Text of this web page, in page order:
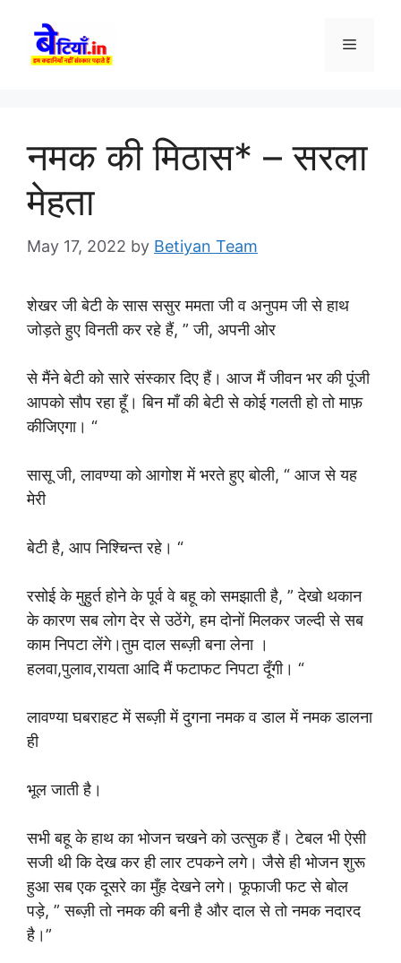
content
Menu
नमक की मिठास* – सरला
मेहता
May 17, 2022 by Betiyan Team
शेखर जी बेटी के सास ससुर ममता जी व अनुपम जी से हाथ
जोड़ते हुए विनती कर रहे हैं, ” जी, अपनी ओर
से मैंने बेटी को सारे संस्कार दिए हैं। आज मैं जीवन भर की पूंजी
आपको सौप रहा हूँ। बिन माँ की बेटी से कोई गलती हो तो माफ़
कीजिएगा। “
सासू जी, लावण्या को आगोश में भरते हुए बोली, “ आज से यह
मेरी
बेटी है, आप निश्चिन्त रहे। “
रसोई के मुहुर्त होने के पूर्व वे बहू को समझाती है, ” देखो थकान
के कारण सब लोग देर से उठेंगे, हम दोनों मिलकर जल्दी से सब
काम निपटा लेंगे।तुम दाल सब्ज़ी बना लेना ।
हलवा,पुलाव,रायता आदि मैं फटाफट निपटा दूँगी। “
लावण्या घबराहट में सब्ज़ी में दुगना नमक व डाल में नमक डालना
ही
भूल जाती है।
सभी बहू के हाथ का भोजन चखने को उत्सुक हैं। टेबल भी ऐसी
सजी थी कि देख कर ही लार टपकने लगे। जैसे ही भोजन शुरू
हुआ सब एक दूसरे का मुँह देखने लगे। फूफाजी फट से बोल
पड़े, ” सब्ज़ी तो नमक की बनी है और दाल से तो नमक नदारद
है।”